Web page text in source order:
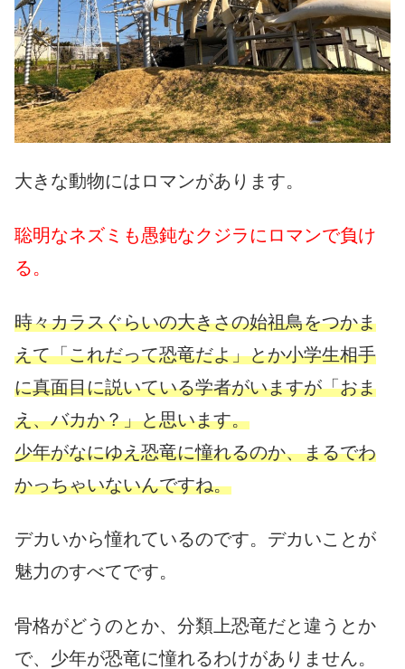
大きな動物にはロマンがあります。
聡明なネズミも愚鈍なクジラにロマンで負け
る。
時々カラスぐらいの大きさの始祖鳥をつかま
えて「これだって恐竜だよ」とか小学生相手
に真面目に説いている学者がいますが「おま
え、バカか？」と思います。
少年がなにゆえ恐竜に憧れるのか、まるでわ
かっちゃいないんですね。
デカいから憧れているのです。デカいことが
魅力のすべてです。
骨格がどうのとか、分類上恐竜だと違うとか
で、少年が恐竜に憧れるわけがありません。